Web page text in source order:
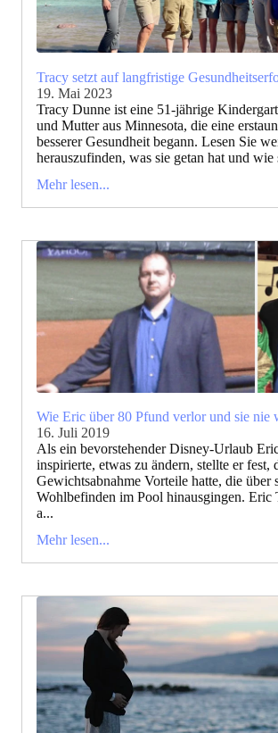
Tracy setzt auf langfristige
19. Mai 2023
Tracy Dunne ist eine 51-jährige
und Mutter aus Minnesota, die eine
besserer Gesundheit begann. Lesen Sie
herauszufinden, was sie getan hat und wie
Mehr lesen...
Wie Eric über 80 Pfund verlor und sie nie
16. Juli 2019
Als ein bevorstehender Disney-Urlaub
inspirierte, etwas zu ändern, stellte er fest,
Gewichtsabnahme Vorteile hatte, die über
Wohlbefinden im Pool hinausgingen. Eric
a...
Mehr lesen...